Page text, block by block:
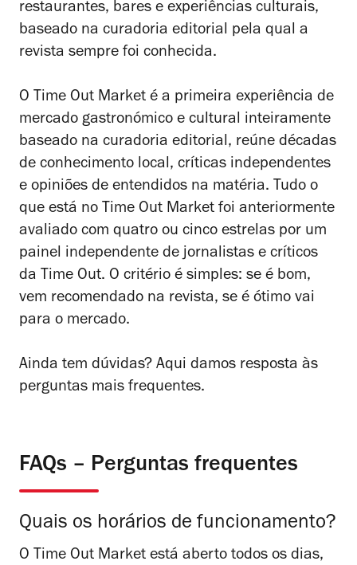
restaurantes, bares e experiências culturais,
baseado na curadoria editorial pela qual a
revista sempre foi conhecida.
O Time Out Market é a primeira experiência de
mercado gastronómico e cultural inteiramente
baseado na curadoria editorial, reúne décadas
de conhecimento local, críticas independentes
e opiniões de entendidos na matéria. Tudo o
que está no Time Out Market foi anteriormente
avaliado com quatro ou cinco estrelas por um
painel independente de jornalistas e críticos
da Time Out. O critério é simples: se é bom,
vem recomendado na revista, se é ótimo vai
para o mercado.
Ainda tem dúvidas? Aqui damos resposta às
perguntas mais frequentes.
FAQs – Perguntas frequentes
Quais os horários de funcionamento?
O Time Out Market está aberto todos os dias,